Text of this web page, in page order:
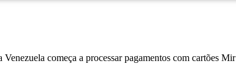
Venezuela começa a processar pagamentos com cartões Mir